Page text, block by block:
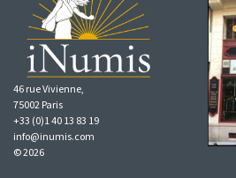
46 rue Vivienne,
75002 Paris
+33 (0)1 40 13 83 19
info@inumis.com
© 2026